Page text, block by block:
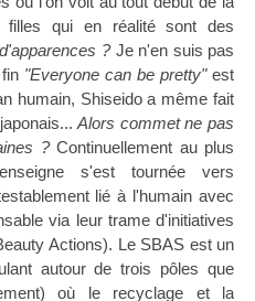
qui en réalité sont des
?Je n'en suis pas
"Everyone can be pretty"est
humain, Shiseido a même fait
Alors commet ne pas
?Continuellement au plus
s'est tournée vers
lié à l'humain avec
via leur trame d'initiatives
Actions). Le SBAS est un
autour de trois pôles que
où le recyclage et la